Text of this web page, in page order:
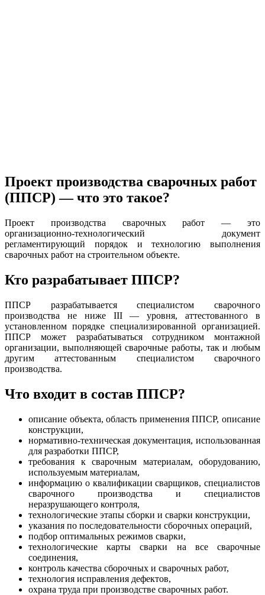
Проект производства сварочных работ
(ППСР) — что это такое?
Проект производства сварочных работ — это
организационно-технологический документ
регламентирующий порядок и технологию выполнения
сварочных работ на строительном объекте.
Кто разрабатывает ППСР?
ППСР разрабатывается специалистом сварочного
производства не ниже III — уровня, аттестованного в
установленном порядке специализированной организацией.
ППСР может разрабатываться сотрудником монтажной
организации, выполняющей сварочные работы, так и любым
другим аттестованным специалистом сварочного
производства.
Что входит в состав ППСР?
описание объекта, область применения ППСР, описание
конструкции,
нормативно-техническая документация, использованная
для разработки ППСР,
требования к сварочным материалам, оборудованию,
используемым материалам,
информацию о квалификации сварщиков, специалистов
сварочного производства и специалистов
неразрушающего контроля,
технологические этапы сборки и сварки конструкции,
указания по последовательности сборочных операций,
подбор оптимальных режимов сварки,
технологические карты сварки на все сварочные
соединения,
контроль качества сборочных и сварочных работ,
технология исправления дефектов,
охрана труда при производстве сварочных работ.